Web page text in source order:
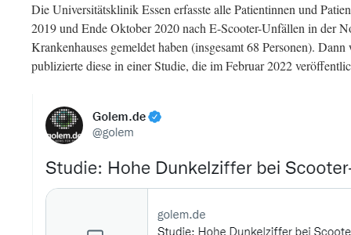
Die Universitätsklinik Essen erfasste alle Patientinnen und
2019 und Ende Oktober 2020 nach E-Scooter-Unfällen in der
Krankenhauses gemeldet haben (insgesamt 68 Personen).
publizierte diese in einer Studie, die im Februar 2022